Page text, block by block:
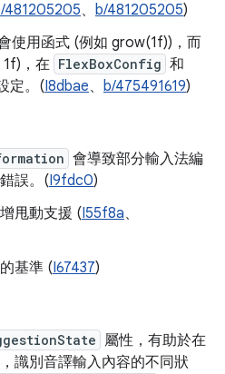
481205205、 b/481205205)
使用函式 (例如 grow(1f))，而
，在 FlexBoxConfig 和
定。(I8dbae、 b/475491619)
會導致部分輸入法編
誤。(I9fdc0)
甩動支援 (I55f8a、
基準 (I67437)
屬性，有助於在
識別音譯輸入內容的不同狀